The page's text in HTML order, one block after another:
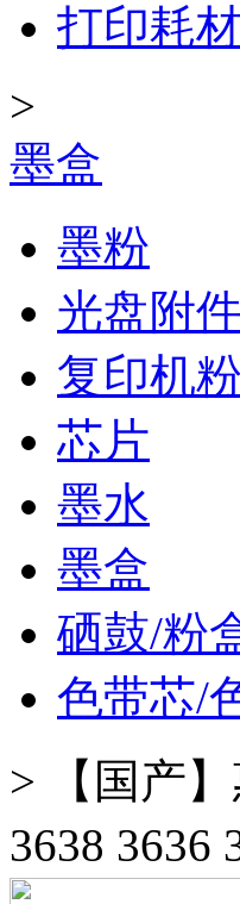
打印耗材
>
墨盒
墨粉
光盘附件
复印机
芯片
墨水
墨盒
硒鼓/粉
色带芯/
>
【国产
3638 3636